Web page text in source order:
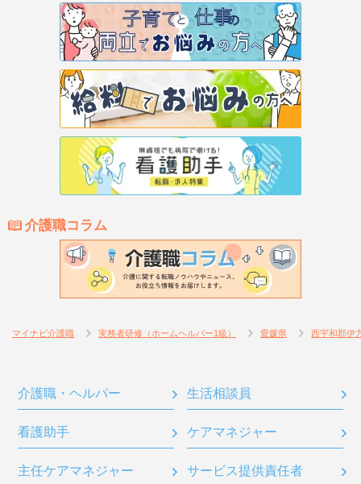
介護職コラム
マイナビ介護職 実務者研修（ホームヘルパー1級） 愛媛県 西宇和郡伊
介護職・ヘルパー 生活相談員
看護助手 ケアマネジャー
主任ケアマネジャー サービス提供責任者